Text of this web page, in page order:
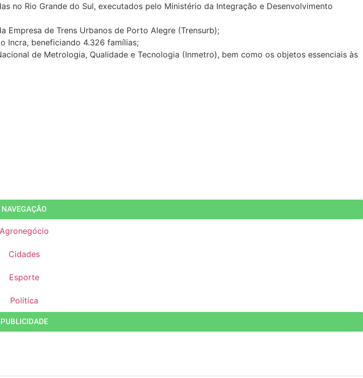
no Rio Grande do Sul, executados pelo Ministério da Integração e Desenvolvimento
Empresa de Trens Urbanos de Porto Alegre (Trensurb);
Incra, beneficiando 4.326 famílias;
de Metrologia, Qualidade e Tecnologia (Inmetro), bem como os objetos essenciais às
NAVEGAÇÃO
Agronegócio
Cidades
Esporte
Política
PUBLICIDADE